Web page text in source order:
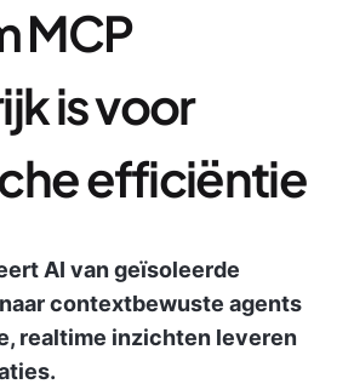
MCP
is voor
efficiëntie
AI van geïsoleerde
contextbewuste agents
realtime inzichten leveren